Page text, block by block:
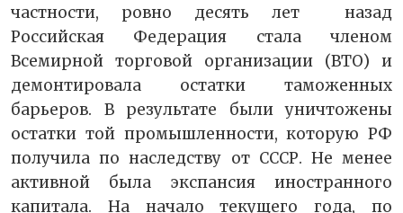
частности, ровно десять лет назад
Российская Федерация стала членом
Всемирной торговой организации (ВТО) и
демонтировала остатки таможенных
барьеров. В результате были уничтожены
остатки той промышленности, которую РФ
получила по наследству от СССР. Не менее
активной была экспансия иностранного
капитала. На начало текущего года, по